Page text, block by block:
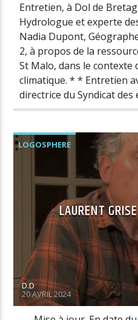
Entretien, à Dol de
Hydrologue et experte
Nadia Dupont,
2, à propos de la
St Malo, dans le contexte
climatique. * * Entretien
directrice du Syndicat des
LOGOSPHERE
NOS ENTRETIENS AVEC DES
PODCASTS ET CONFÉRENCES
LAURENT
D.D
20 AVRIL 2024